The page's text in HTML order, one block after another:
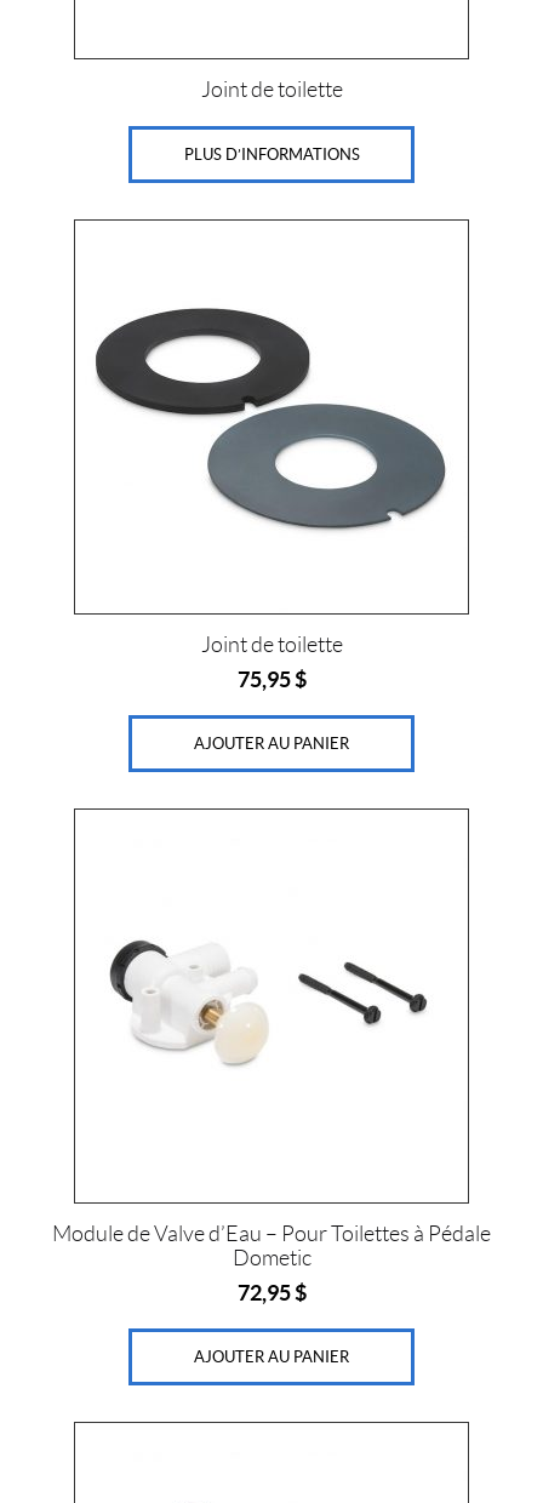
Joint de toilette
PLUS D’INFORMATIONS
Joint de toilette
75,95$
AJOUTER AU PANIER
Module de Valve d’Eau – Pour Toilettes à Pédale
Dometic
72,95$
AJOUTER AU PANIER